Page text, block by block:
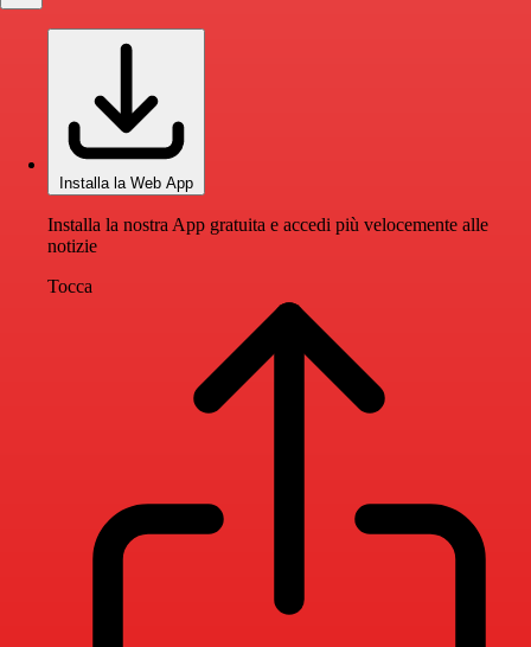
Installa la Web App
Installa la nostra App gratuita e accedi più velocemente alle
notizie
Tocca